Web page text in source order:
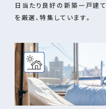
日当たり良好の新築一戸建て
を厳選、特集しています。